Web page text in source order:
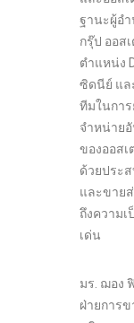
ฐานะผู้อำ
กรุ๊ป ออส
ตำแหน่ง
ซิดนีย์ แล
ทีมในการ
จำหน่าย
ของออสเ
ด้วยประ
และขาย
ถึงความ
เด่น
มร. ฌอง
ฝ่ายการข